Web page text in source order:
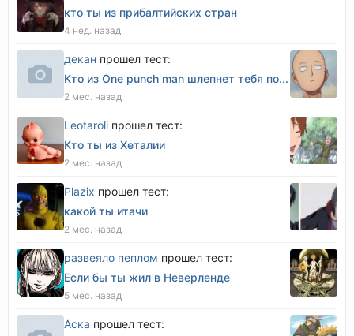
кто ты из прибалтийских стран
4 нед. назад
декан прошел тест:
Кто из One punch man шлепнет тебя по...
2 мес. назад
Leotaroli прошел тест:
Кто ты из Хеталии
2 мес. назад
Plazix прошел тест:
какой ты итачи
2 мес. назад
развеяло пеплом прошел тест:
Если бы ты жил в Неверленде
5 мес. назад
Аска прошел тест: